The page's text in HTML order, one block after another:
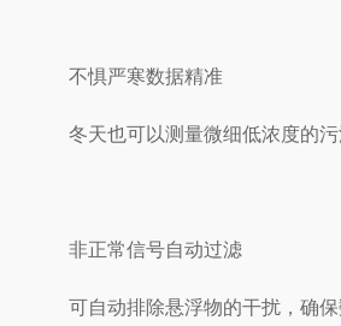
不惧严寒数据精准
冬天也可以测量微细低浓度的污
非正常信号自动过滤
可自动排除悬浮物的干扰，确保